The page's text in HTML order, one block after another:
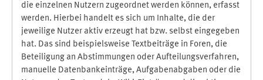
die einzelnen Nutzern zugeordnet werden können, erfasst
werden. Hierbei handelt es sich um Inhalte, die der
jeweilige Nutzer aktiv erzeugt hat bzw. selbst eingegeben
hat. Das sind beispielsweise Textbeiträge in Foren, die
Beteiligung an Abstimmungen oder Aufteilungsverfahren,
manuelle Datenbankeinträge, Aufgabenabgaben oder die